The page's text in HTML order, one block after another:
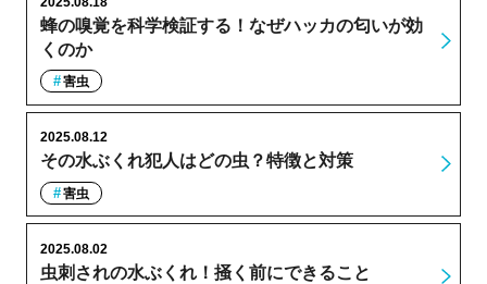
蜂の嗅覚を科学検証する！なぜハッカの匂いが効
くのか
害虫
その水ぶくれ犯人はどの虫？特徴と対策
2025.08.12
害虫
虫刺されの水ぶくれ！掻く前にできること
2025.08.02